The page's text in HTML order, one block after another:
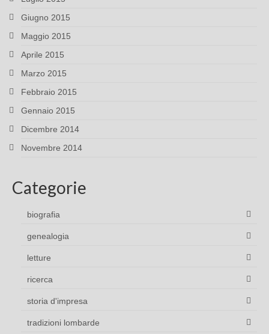
Giugno 2015
Maggio 2015
Aprile 2015
Marzo 2015
Febbraio 2015
Gennaio 2015
Dicembre 2014
Novembre 2014
Categorie
biografia
genealogia
letture
ricerca
storia d'impresa
tradizioni lombarde